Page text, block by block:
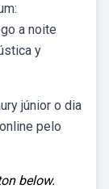
a noite
y
júnior o dia
pelo
below.